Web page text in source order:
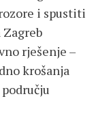
i spustiti
Zagreb
rješenje –
krošanja